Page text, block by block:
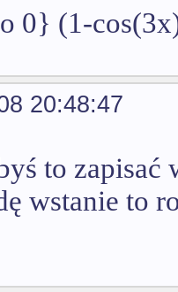
0} (1-
20:48:47
to zapisać
wstanie to